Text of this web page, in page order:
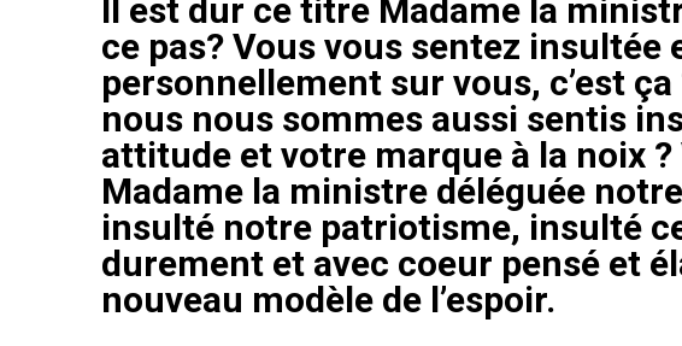
Il est dur ce titre Madame la
ce pas? Vous vous sentez insultée
personnellement sur vous, c’est
nous nous sommes aussi sentis
attitude et votre marque à la noix
Madame la ministre déléguée
insulté notre patriotisme, insulté
durement et avec coeur pensé et
nouveau modèle de l’espoir.